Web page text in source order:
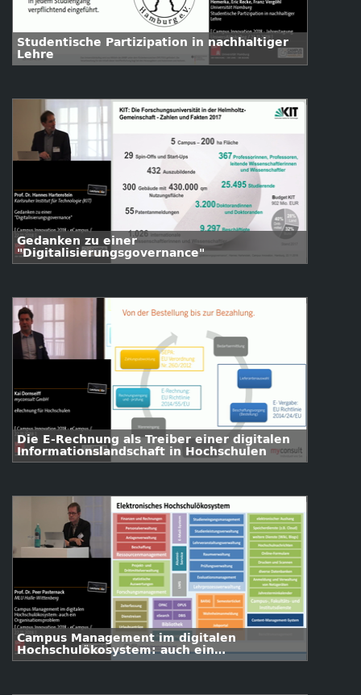
Studentische Partizipation in nachhaltiger
Lehre
Gedanken zu einer
"Digitalisierungsgovernance"
Die E-Rechnung als Treiber einer digitalen
Informationslandschaft in Hochschulen
Campus Management im digitalen
Hochschulökosystem: auch ein
Organisationsproblem